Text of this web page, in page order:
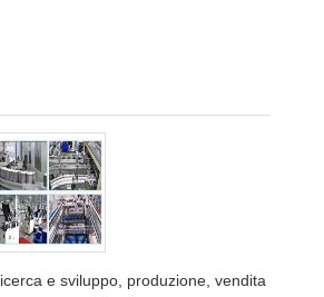
e sviluppo, produzione, vendita